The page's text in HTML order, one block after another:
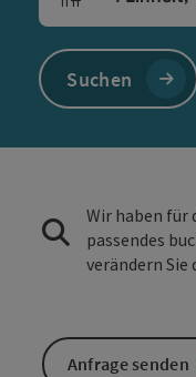
Einheitenanzahl
Suchen
Wir haben für
passendes
verändern
Anfrage senden